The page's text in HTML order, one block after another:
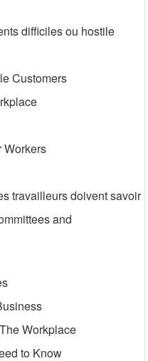
difficiles ou hostile
Customers
Workers
travailleurs doivent savoir
and
Workplace
to Know